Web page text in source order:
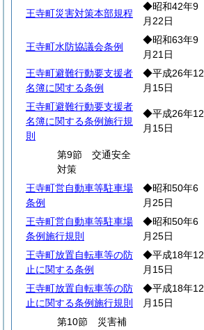
王寺町災害対策本部規程
◆昭和42年9
月22日
王寺町水防協議会条例
◆昭和63年9
月21日
王寺町避難行動要支援者
名簿に関する条例
◆平成26年12
月15日
王寺町避難行動要支援者
名簿に関する条例施行規
則
◆平成26年12
月15日
第9節 交通安全
対策
王寺町営自動車等駐車場
条例
◆昭和50年6
月25日
王寺町営自動車等駐車場
条例施行規則
◆昭和50年6
月25日
王寺町放置自転車等の防
止に関する条例
◆平成18年12
月15日
王寺町放置自転車等の防
止に関する条例施行規則
◆平成18年12
月15日
第10節 災害補